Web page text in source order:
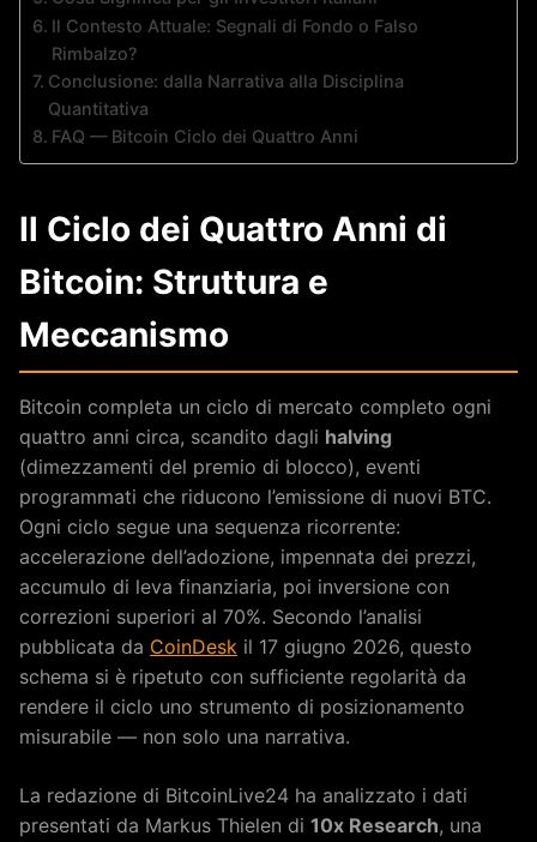
Il Contesto Attuale: Segnali di Fondo o Falso
Rimbalzo?
Conclusione: dalla Narrativa alla Disciplina
Quantitativa
FAQ — Bitcoin Ciclo dei Quattro Anni
Il Ciclo dei Quattro Anni di
Bitcoin: Struttura e
Meccanismo
Bitcoin completa un ciclo di mercato completo ogni
quattro anni circa, scandito dagli halving
(dimezzamenti del premio di blocco), eventi
programmati che riducono l’emissione di nuovi BTC.
Ogni ciclo segue una sequenza ricorrente:
accelerazione dell’adozione, impennata dei prezzi,
accumulo di leva finanziaria, poi inversione con
correzioni superiori al 70%. Secondo l’analisi
pubblicata da CoinDesk il 17 giugno 2026, questo
schema si è ripetuto con sufficiente regolarità da
rendere il ciclo uno strumento di posizionamento
misurabile — non solo una narrativa.
La redazione di BitcoinLive24 ha analizzato i dati
presentati da Markus Thielen di 10x Research, una